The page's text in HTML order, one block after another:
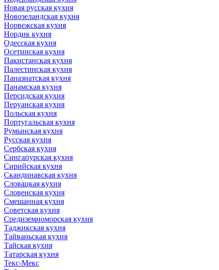
Новая русская кухня
Новозеландская кухня
Норвежская кухня
Нордик кухня
Одесская кухня
Осетинская кухня
Пакистанская кухня
Палестинская кухня
Паназиатская кухня
Панамская кухня
Персидская кухня
Перуанская кухня
Польская кухня
Португальская кухня
Румынская кухня
Русская кухня
Сербская кухня
Сингапурская кухня
Сирийская кухня
Скандинавская кухня
Словацкая кухня
Словенская кухня
Смешанная кухня
Советская кухня
Средиземноморская кухня
Таджикская кухня
Тайваньская кухня
Тайская кухня
Татарская кухня
Текс-Мекс